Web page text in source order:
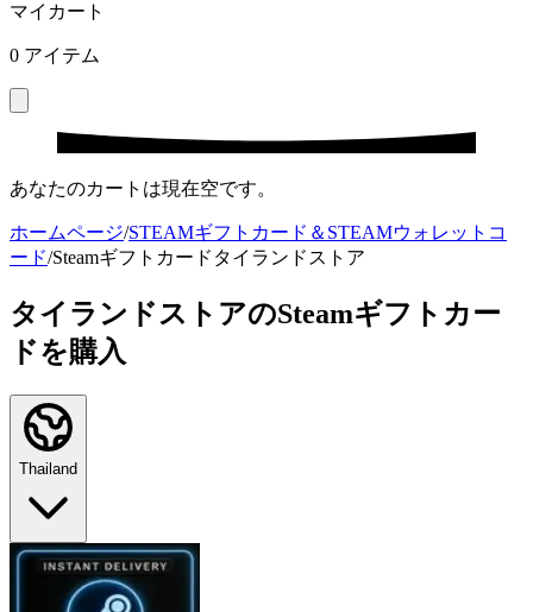
マイカート
0 アイテム
あなたのカートは現在空です。
ホームページ/STEAMギフトカード＆STEAMウォレットコ
ード/Steamギフトカードタイランドストア
タイランドストアのSteamギフトカー
ドを購入
Thailand